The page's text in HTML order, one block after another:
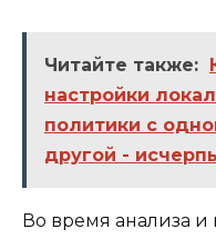
Читайте также:
настройки
политики с
другой -
Во время анализа